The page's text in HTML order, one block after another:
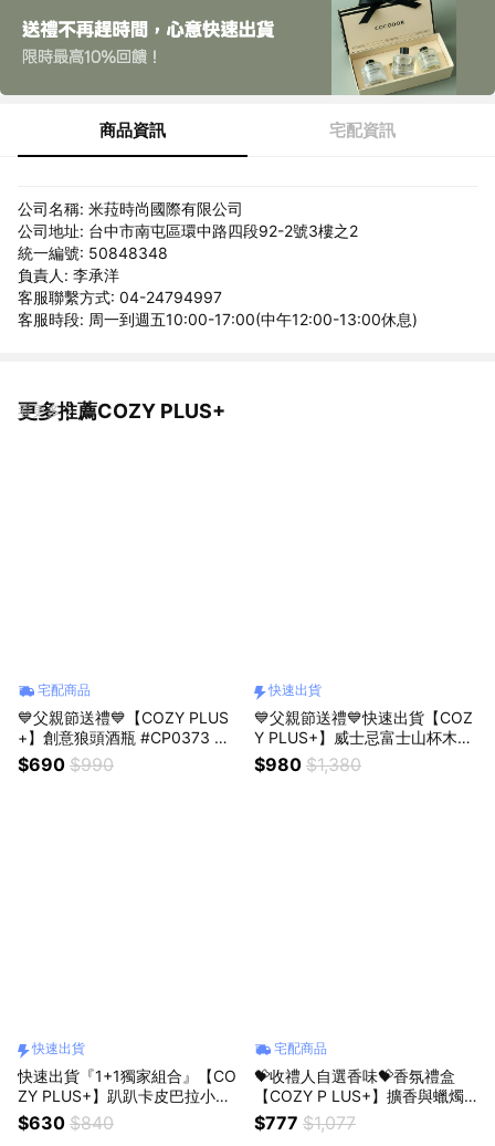
商品資訊 宅配資訊
公司名稱: 米菈時尚國際有限公司
公司地址: 台中市南屯區環中路四段92-2號3樓之2
統一編號: 50848348
負責人: 李承洋
客服聯繫方式: 04-24794997
客服時段: 周一到週五10:00-17:00(中午12:00-13:00休息)
更多推薦COZY PLUS+
看更多
宅配商品
💙父親節送禮💙【COZY PLUS
+】創意狼頭酒瓶 #CP0373 🛒
(照片有加購的選項名稱) 動物酒
瓶 男生禮物 生日禮物 父親節禮
$690 $990
快速出貨
💙父親節送禮💙快速出貨【COZ
Y PLUS+】威士忌富士山杯木盒
二入組#CP0090 酒杯 生日禮物
聖誕節禮物 男生禮物 喬遷禮物
$980 $1,380
快速出貨
快速出貨『1+1獨家組合』【CO
ZY PLUS+】趴趴卡皮巴拉小夜
燈充電拍拍燈#CP0113 法蘭絨
毛毯#CP0096 冷熱雙敷眼罩#C
$630 $840
宅配商品
💝收禮人自選香味💝香氛禮盒
【COZY P LUS+】擴香與蠟燭
花束精美禮盒 #FRA110 西苔擴
香 香薰 花束 擴香 肥皂花 禮物
$777 $1,077